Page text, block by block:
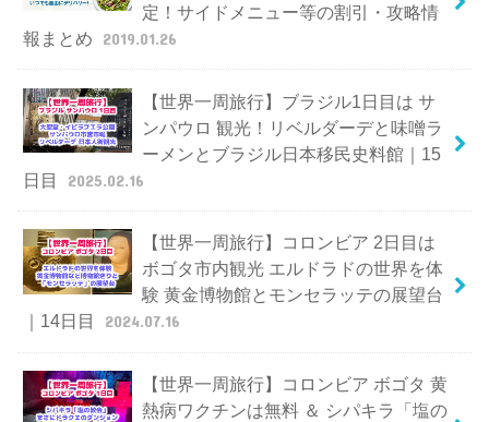
定！サイドメニュー等の割引・攻略情
報まとめ
2019.01.26
【世界一周旅行】ブラジル1日目は サ
ンパウロ 観光！リベルダーデと味噌ラ
ーメンとブラジル日本移民史料館｜15
日目
2025.02.16
【世界一周旅行】コロンビア 2日目は
ボゴタ市内観光 エルドラドの世界を体
験 黄金博物館とモンセラッテの展望台
｜14日目
2024.07.16
【世界一周旅行】コロンビア ボゴタ 黄
熱病ワクチンは無料 ＆ シパキラ「塩の